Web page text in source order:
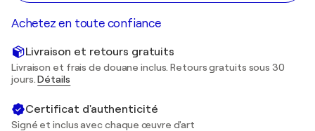
Achetez en toute confiance
Livraison et retours gratuits
Livraison et frais de douane inclus. Retours gratuits sous 30
jours.Détails
Certificat d'authenticité
Signé et inclus avec chaque œuvre d'art